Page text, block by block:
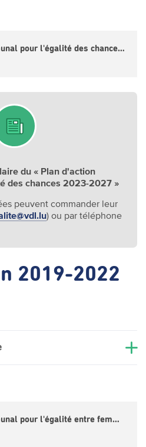
Plan d'action communal pour l'égalité des chances 2023-2027 (FR)
du « Plan d'action
des chances 2023-2027 »
peuvent commander leur
) ou par téléphone
2019-2022
Plan d'action communal pour l'égalité entre femmes et hommes 2019-2022 (FR)